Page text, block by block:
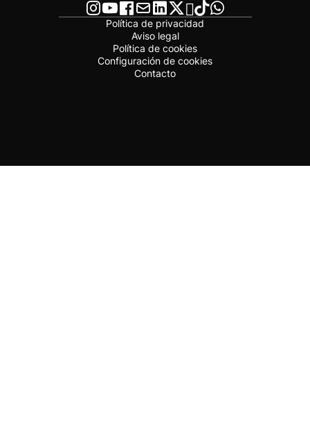
Política de privacidad
Aviso legal
Política de cookies
Configuración de cookies
Contacto